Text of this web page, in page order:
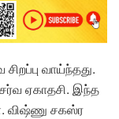
வாய்ந்தது.
ஏகாதசி. இந்த
விஷ்ணு சகஸ்ர